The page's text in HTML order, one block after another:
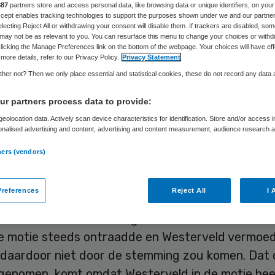
Suzanne Bremmers 18 december 2024,10:56 894 keer
ouderen, maar ook ouderen met een
mogen gebruikmaken van de overheidssubsidie
Zorggeschikte woningen’. Een
Tweede Kamerlid Lisa Westerveld (GroenLinks-
van een
motie steeds ontraadde en Westerveld
niet door de stemming zou komen. Dat
partners store and access personal data, like browsing data or unique identifiers, on your
enables tracking technologies to support the purposes shown under we and our
Reject All or withdrawing your consent will disable them. If trackers are disabled,
not be as relevant to you. You can resurface this menu to change your choices or
the Manage Preferences link on the bottom of the webpage. Your choices will have
details, refer to our Privacy Policy.
Privacy Statement
not? Then we only place essential and statistical cookies, these do not record any data
partners process data to provide:
data. Actively scan device characteristics for identification. Store and/or access
advertising and content, advertising and content measurement, audience research
(vendors)
Reject All I